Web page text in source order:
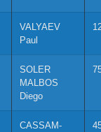
VALYAEV
Paul
SOLER
MALBOS
Diego
CASSAM-